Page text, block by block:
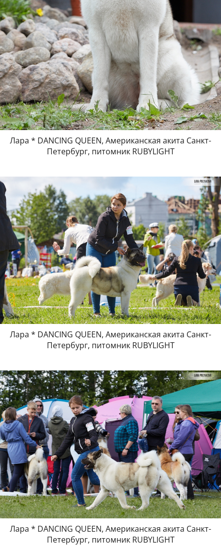
Лара * DANCING QUEEN, Американская акита Санкт-
Петербург, питомник RUBYLIGHT
Лара * DANCING QUEEN, Американская акита Санкт-
Петербург, питомник RUBYLIGHT
Лара * DANCING QUEEN, Американская акита Санкт-
Петербург, питомник RUBYLIGHT